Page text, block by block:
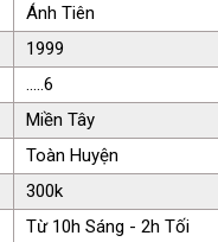
Ánh Tiên
1999
.....6
Miền Tây
Toàn Huyện
300k
Từ 10h Sáng - 2h Tối